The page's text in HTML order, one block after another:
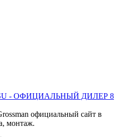
официальный сайт в
монтаж.